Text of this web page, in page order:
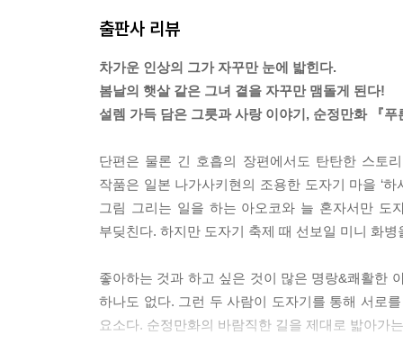
출판사 리뷰
차가운 인상의 그가 자꾸만 눈에 밟힌다.
봄날의 햇살 같은 그녀 곁을 자꾸만 맴돌게 된다!
설렘 가득 담은 그릇과 사랑 이야기, 순정만화 『푸
단편은 물론 긴 호흡의 장편에서도 탄탄한 스토
작품은 일본 나가사키현의 조용한 도자기 마을 ‘
그림 그리는 일을 하는 아오코와 늘 혼자서만 도
부딪친다. 하지만 도자기 축제 때 선보일 미니 화
좋아하는 것과 하고 싶은 것이 많은 명랑&쾌활한
하나도 없다. 그런 두 사람이 도자기를 통해 서로
요소다. 순정만화의 바람직한 길을 제대로 밟아가